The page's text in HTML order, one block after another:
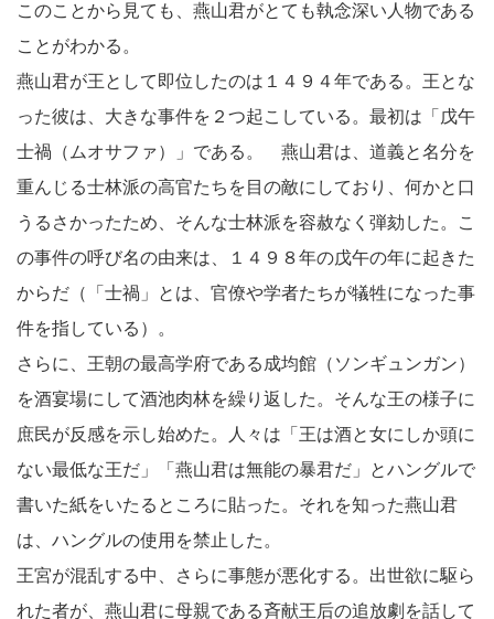
このことから見ても、燕山君がとても執念深い人物である
ことがわかる。
燕山君が王として即位したのは１４９４年である。王とな
った彼は、大きな事件を２つ起こしている。最初は「戊午
士禍（ムオサファ）」である。 燕山君は、道義と名分を
重んじる士林派の高官たちを目の敵にしており、何かと口
うるさかったため、そんな士林派を容赦なく弾劾した。こ
の事件の呼び名の由来は、１４９８年の戊午の年に起きた
からだ（「士禍」とは、官僚や学者たちが犠牲になった事
件を指している）。
さらに、王朝の最高学府である成均館（ソンギュンガン）
を酒宴場にして酒池肉林を繰り返した。そんな王の様子に
庶民が反感を示し始めた。人々は「王は酒と女にしか頭に
ない最低な王だ」「燕山君は無能の暴君だ」とハングルで
書いた紙をいたるところに貼った。それを知った燕山君
は、ハングルの使用を禁止した。
王宮が混乱する中、さらに事態が悪化する。出世欲に駆ら
れた者が、燕山君に母親である斉献王后の追放劇を話して